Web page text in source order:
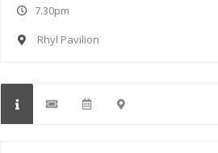
7.30pm
Rhyl Pavilion